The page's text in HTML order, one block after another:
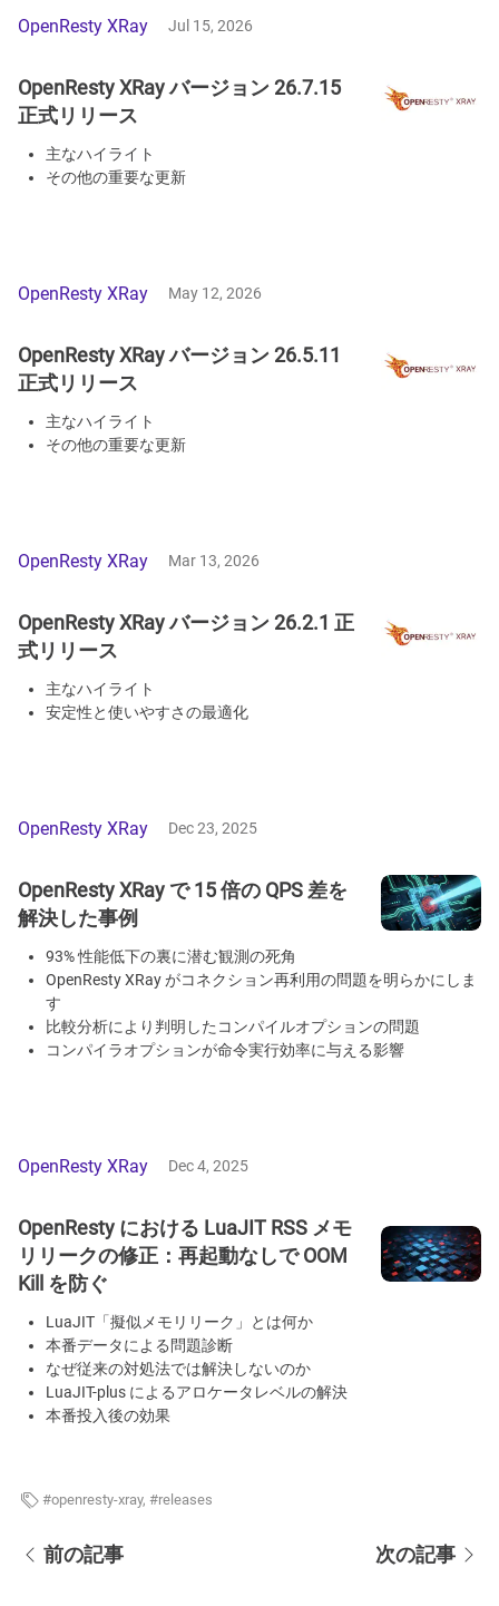
OpenResty XRay Jul 15, 2026
OpenResty XRay バージョン 26.7.15
正式リリース
主なハイライト
その他の重要な更新
OpenResty XRay May 12, 2026
OpenResty XRay バージョン 26.5.11
正式リリース
主なハイライト
その他の重要な更新
OpenResty XRay Mar 13, 2026
OpenResty XRay バージョン 26.2.1 正
式リリース
主なハイライト
安定性と使いやすさの最適化
OpenResty XRay Dec 23, 2025
OpenResty XRay で 15 倍の QPS 差を
解決した事例
93% 性能低下の裏に潜む観測の死角
OpenResty XRay がコネクション再利用の問題を明らかにしま
す
比較分析により判明したコンパイルオプションの問題
コンパイラオプションが命令実行効率に与える影響
OpenResty XRay Dec 4, 2025
OpenResty における LuaJIT RSS メモ
リリークの修正：再起動なしで OOM
Kill を防ぐ
LuaJIT「擬似メモリリーク」とは何か
本番データによる問題診断
なぜ従来の対処法では解決しないのか
LuaJIT-plus によるアロケータレベルの解決
本番投入後の効果
openresty-xray, releases
前の記事 次の記事